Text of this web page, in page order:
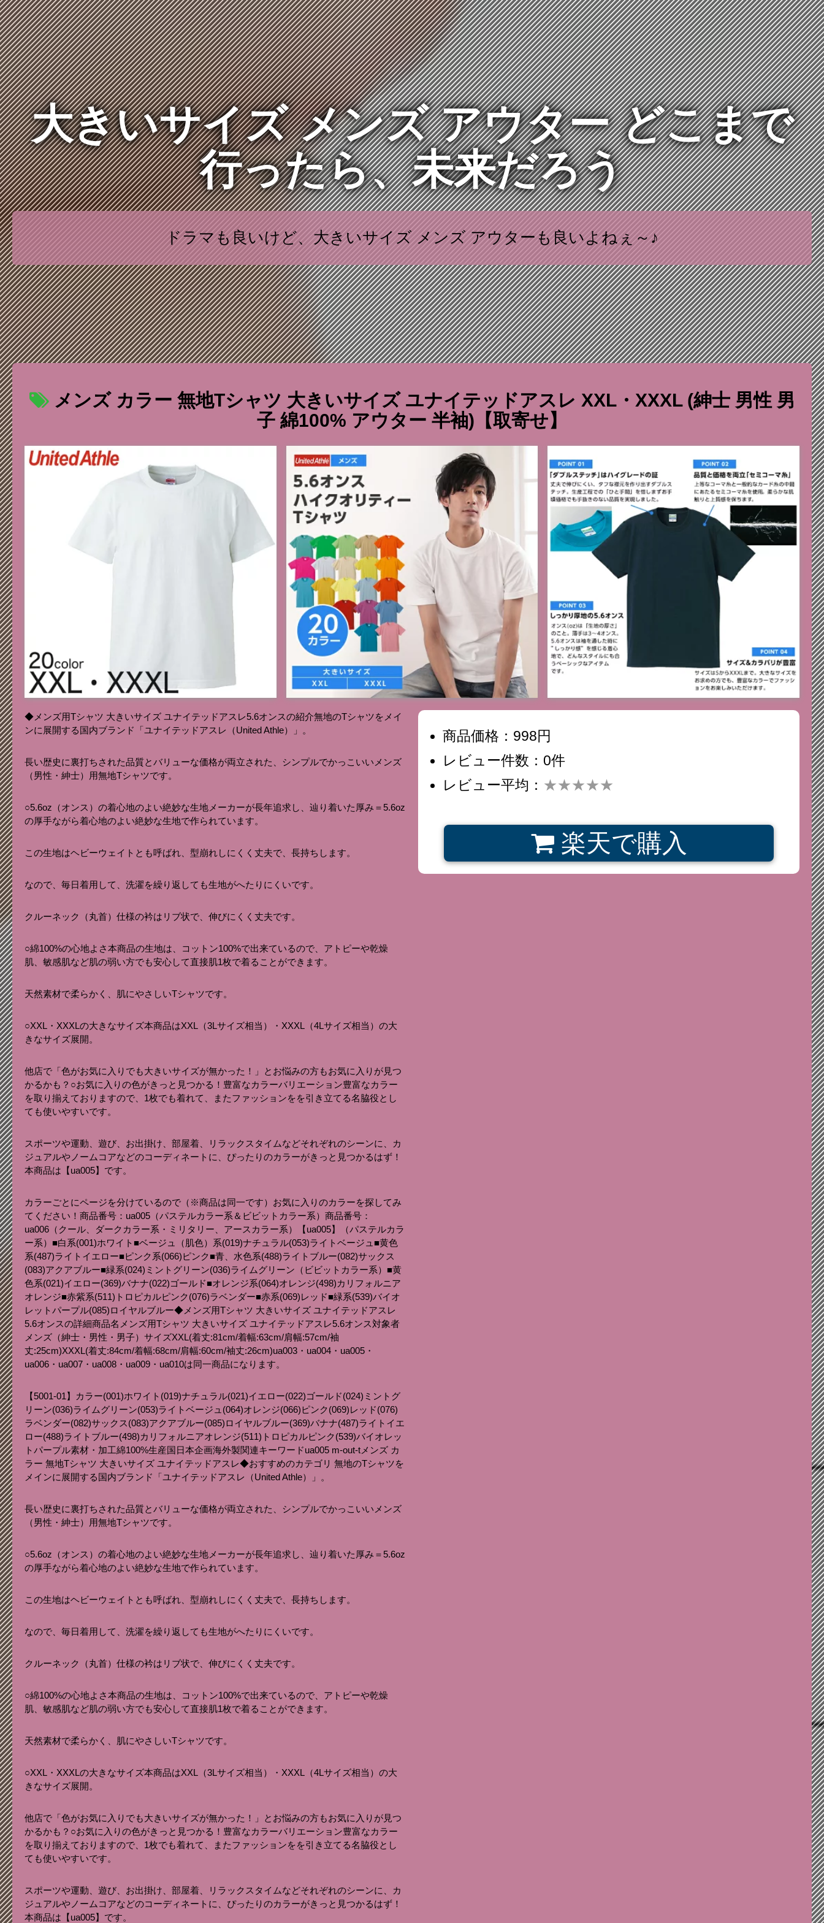
大きいサイズ メンズ アウター どこまで
行ったら、未来だろう
ドラマも良いけど、大きいサイズ メンズ アウターも良いよねぇ～♪
メンズ カラー 無地Tシャツ 大きいサイズ ユナイテッドアスレ XXL・XXXL (紳士 男性 男
子 綿100% アウター 半袖)【取寄せ】
◆メンズ用Tシャツ 大きいサイズ ユナイテッドアスレ5.6オンスの紹介無地のTシャツをメイ
ンに展開する国内ブランド「ユナイテッドアスレ（United Athle）」。
長い歴史に裏打ちされた品質とバリューな価格が両立された、シンプルでかっこいいメンズ
（男性・紳士）用無地Tシャツです。
○5.6oz（オンス）の着心地のよい絶妙な生地メーカーが長年追求し、辿り着いた厚み＝5.6oz
の厚手ながら着心地のよい絶妙な生地で作られています。
この生地はヘビーウェイトとも呼ばれ、型崩れしにくく丈夫で、長持ちします。
なので、毎日着用して、洗濯を繰り返しても生地がへたりにくいです。
クルーネック（丸首）仕様の衿はリブ状で、伸びにくく丈夫です。
○綿100%の心地よさ本商品の生地は、コットン100%で出来ているので、アトピーや乾燥
肌、敏感肌など肌の弱い方でも安心して直接肌1枚で着ることができます。
天然素材で柔らかく、肌にやさしいTシャツです。
○XXL・XXXLの大きなサイズ本商品はXXL（3Lサイズ相当）・XXXL（4Lサイズ相当）の大
きなサイズ展開。
他店で「色がお気に入りでも大きいサイズが無かった！」とお悩みの方もお気に入りが見つ
かるかも？○お気に入りの色がきっと見つかる！豊富なカラーバリエーション豊富なカラー
を取り揃えておりますので、1枚でも着れて、またファッションをを引き立てる名脇役とし
ても使いやすいです。
スポーツや運動、遊び、お出掛け、部屋着、リラックスタイムなどそれぞれのシーンに、カ
ジュアルやノームコアなどのコーディネートに、ぴったりのカラーがきっと見つかるはず！
本商品は【ua005】です。
カラーごとにページを分けているので（※商品は同一です）お気に入りのカラーを探してみ
てください！商品番号：ua005（パステルカラー系＆ビビットカラー系）商品番号：
ua006（クール、ダークカラー系・ミリタリー、アースカラー系）【ua005】（パステルカラ
ー系）■白系(001)ホワイト■ベージュ（肌色）系(019)ナチュラル(053)ライトベージュ■黄色
系(487)ライトイエロー■ピンク系(066)ピンク■青、水色系(488)ライトブルー(082)サックス
(083)アクアブルー■緑系(024)ミントグリーン(036)ライムグリーン（ビビットカラー系）■黄
色系(021)イエロー(369)バナナ(022)ゴールド■オレンジ系(064)オレンジ(498)カリフォルニア
オレンジ■赤紫系(511)トロピカルピンク(076)ラベンダー■赤系(069)レッド■緑系(539)バイオ
レットパープル(085)ロイヤルブルー◆メンズ用Tシャツ 大きいサイズ ユナイテッドアスレ
5.6オンスの詳細商品名メンズ用Tシャツ 大きいサイズ ユナイテッドアスレ5.6オンス対象者
メンズ（紳士・男性・男子）サイズXXL(着丈:81cm/着幅:63cm/肩幅:57cm/袖
丈:25cm)XXXL(着丈:84cm/着幅:68cm/肩幅:60cm/袖丈:26cm)ua003・ua004・ua005・
ua006・ua007・ua008・ua009・ua010は同一商品になります。
【5001-01】カラー(001)ホワイト(019)ナチュラル(021)イエロー(022)ゴールド(024)ミントグ
リーン(036)ライムグリーン(053)ライトベージュ(064)オレンジ(066)ピンク(069)レッド(076)
ラベンダー(082)サックス(083)アクアブルー(085)ロイヤルブルー(369)バナナ(487)ライトイエ
ロー(488)ライトブルー(498)カリフォルニアオレンジ(511)トロピカルピンク(539)バイオレッ
トパープル素材・加工綿100%生産国日本企画海外製関連キーワードua005 m-out-tメンズ カ
ラー 無地Tシャツ 大きいサイズ ユナイテッドアスレ◆おすすめのカテゴリ 無地のTシャツを
メインに展開する国内ブランド「ユナイテッドアスレ（United Athle）」。
長い歴史に裏打ちされた品質とバリューな価格が両立された、シンプルでかっこいいメンズ
（男性・紳士）用無地Tシャツです。
○5.6oz（オンス）の着心地のよい絶妙な生地メーカーが長年追求し、辿り着いた厚み＝5.6oz
の厚手ながら着心地のよい絶妙な生地で作られています。
この生地はヘビーウェイトとも呼ばれ、型崩れしにくく丈夫で、長持ちします。
なので、毎日着用して、洗濯を繰り返しても生地がへたりにくいです。
クルーネック（丸首）仕様の衿はリブ状で、伸びにくく丈夫です。
○綿100%の心地よさ本商品の生地は、コットン100%で出来ているので、アトピーや乾燥
肌、敏感肌など肌の弱い方でも安心して直接肌1枚で着ることができます。
天然素材で柔らかく、肌にやさしいTシャツです。
○XXL・XXXLの大きなサイズ本商品はXXL（3Lサイズ相当）・XXXL（4Lサイズ相当）の大
きなサイズ展開。
他店で「色がお気に入りでも大きいサイズが無かった！」とお悩みの方もお気に入りが見つ
かるかも？○お気に入りの色がきっと見つかる！豊富なカラーバリエーション豊富なカラー
を取り揃えておりますので、1枚でも着れて、またファッションをを引き立てる名脇役とし
ても使いやすいです。
スポーツや運動、遊び、お出掛け、部屋着、リラックスタイムなどそれぞれのシーンに、カ
ジュアルやノームコアなどのコーディネートに、ぴったりのカラーがきっと見つかるはず！
本商品は【ua005】です。
商品価格：998円
レビュー件数：0件
レビュー平均： ★★★★★
楽天で購入